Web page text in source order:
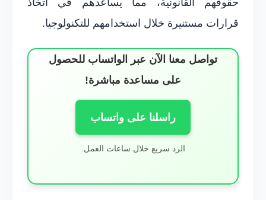
قرارات مستنيرة خلال استخدامهم للتكنولوجيا.
تواصل معنا الآن عبر الواتساب للحصول
على مساعدة مباشرة!
راسلنا على واتساب
الرد سريع خلال ساعات العمل.